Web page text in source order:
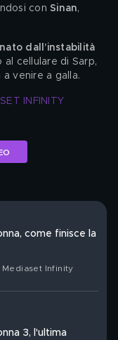
con Sinan,
dall’instabilità
cellulare di Sarp,
venire a galla.
INFINITY
come finisce la
Infinity
3, l'ultima